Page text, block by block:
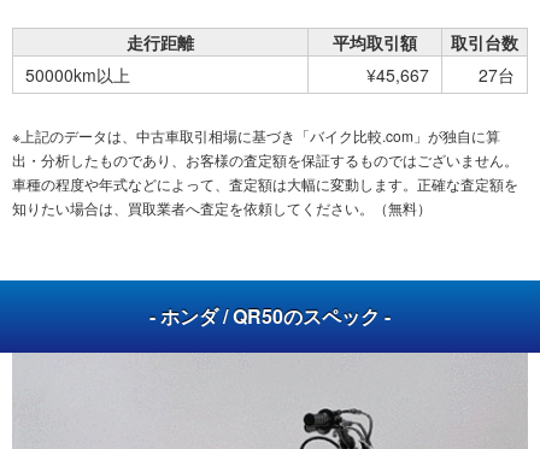
走行距離 平均取引額
取引台数
50000km以上
¥45,667 27台
※上記のデータは、中古車取引相場に基づき「バイク比較.com」が独自に算
出・分析したものであり、お客様の査定額を保証するものではございません。
車種の程度や年式などによって、査定額は大幅に変動します。正確な査定額を
知りたい場合は、買取業者へ査定を依頼してください。（無料）
- ホンダ / QR50のスペック -